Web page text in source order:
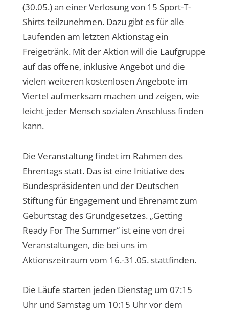
(30.05.) an einer Verlosung von 15 Sport-T-
Shirts teilzunehmen. Dazu gibt es für alle
Laufenden am letzten Aktionstag ein
Freigetränk. Mit der Aktion will die Laufgruppe
auf das offene, inklusive Angebot und die
vielen weiteren kostenlosen Angebote im
Viertel aufmerksam machen und zeigen, wie
leicht jeder Mensch sozialen Anschluss finden
kann.
Die Veranstaltung findet im Rahmen des
Ehrentags statt. Das ist eine Initiative des
Bundespräsidenten und der Deutschen
Stiftung für Engagement und Ehrenamt zum
Geburtstag des Grundgesetzes. „Getting
Ready For The Summer“ ist eine von drei
Veranstaltungen, die bei uns im
Aktionszeitraum vom 16.-31.05. stattfinden.
Die Läufe starten jeden Dienstag um 07:15
Uhr und Samstag um 10:15 Uhr vor dem